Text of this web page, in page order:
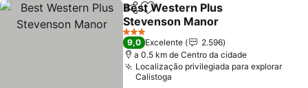
PartilharAdicionar aos favoritos
Best Western Plus
Stevenson Manor
3 Estrelas
9,0 Excelente
2.596
a 0.5 km de Centro da cidade
Localização privilegiada para explorar
Calistoga